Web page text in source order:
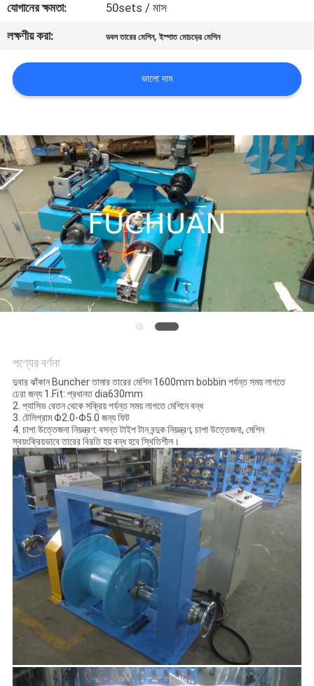
নিয়ন্ত্রণ
আমাদের
সাথে
খবর
মামলা
সাইট
ম্যাপ
যোগানের ক্ষমতা:
50sets / মাস
লক্ষণীয় করা:
ডবল তারের মেশিন,ইস্পাত মোচড়ের মেশিন
ভালো দাম
পণ্যের বর্ণনা
দুবার ঝাঁকান Buncher তামার তারের মেশিন 1600mm bobbin পর্যন্ত সময় লাগতে
ঢেরা জন্য 1.Fit: প্রধানত dia630mm
2. প্যাসিভ বেতন থেকে সক্রিয় পর্যন্ত সময় লাগতে মেশিনে বন্ধ
3. টেলিগ্রাম Φ2.0-Φ5.0 জন্য ফিট
4. চাপা উত্তেজনা নিয়ন্ত্রণ: বসন্ত টাইপ টান বন্দুক নিয়ন্ত্রণ, চাপা উত্তেজনা, মেশিন
স্বয়ংক্রিয়ভাবে তারের বিরতি হয় বন্ধ হবে স্থিতিশীল।